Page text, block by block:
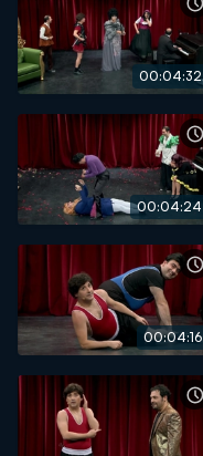
00:04:32
00:04:24
00:04:16